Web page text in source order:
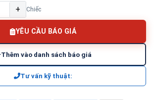
+ Chiếc
YÊU CẦU BÁO GIÁ
Thêm vào danh sách báo giá
Tư vấn kỹ thuật: